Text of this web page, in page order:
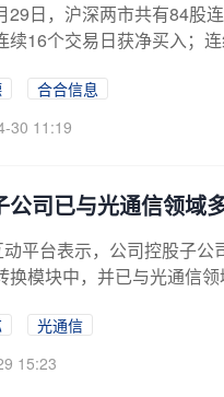
29日，沪深两市共有84股
续16个交易日获净买入；
合合信息
30 11:19
公司已与光通信领域
平台表示，公司控股子
换模块中，并已与光通信
光通信
15:23